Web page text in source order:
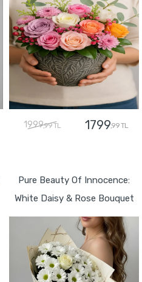
1999,99 TL 1799,99 TL
Pure Beauty Of Innocence:
White Daisy & Rose Bouquet